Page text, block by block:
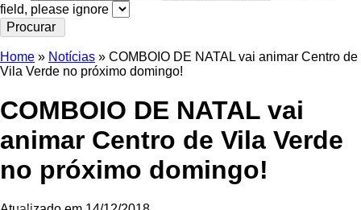
field, please ignore
Home » Notícias » COMBOIO DE NATAL vai animar Centro de
Vila Verde no próximo domingo!
COMBOIO DE NATAL vai
animar Centro de Vila Verde
no próximo domingo!